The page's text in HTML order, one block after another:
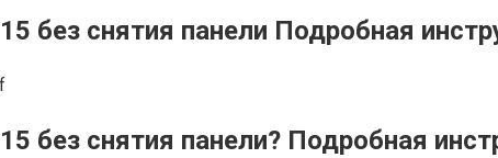
без снятия панели Подробная
без снятия панели? Подробная